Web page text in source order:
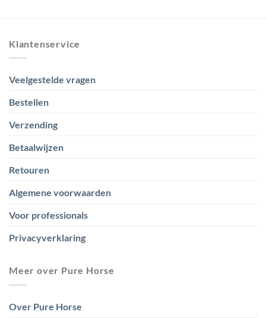
Klantenservice
Veelgestelde vragen
Bestellen
Verzending
Betaalwijzen
Retouren
Algemene voorwaarden
Voor professionals
Privacyverklaring
Meer over Pure Horse
Over Pure Horse